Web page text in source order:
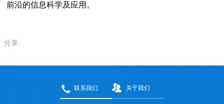
前沿的信息科学及应用。
分享:
联系我们 关于我们